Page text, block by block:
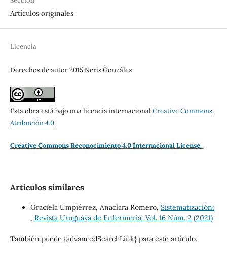
Artículos originales
Licencia
Derechos de autor 2015 Neris González
Esta obra está bajo una licencia internacional Creative Commons
Atribución 4.0.
Creative Commons Reconocimiento 4.0 Internacional License.
Artículos similares
Graciela Umpiérrez, Anaclara Romero, Sistematización:
, Revista Uruguaya de Enfermería: Vol. 16 Núm. 2 (2021)
También puede {advancedSearchLink} para este artículo.